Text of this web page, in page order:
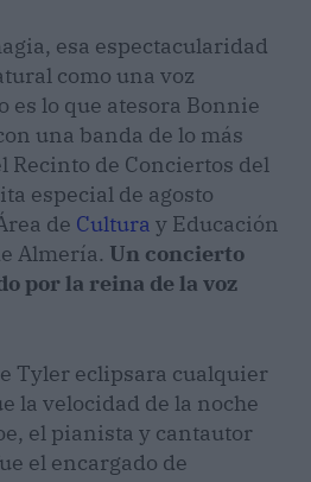
esa espectacularidad
como una voz
es lo que atesora Bonnie
una banda de lo más
Recinto de Conciertos del
especial de agosto
de Cultura y Educación
Almería. Un concierto
por la reina de la voz
Tyler eclipsara cualquier
la velocidad de la noche
el pianista y cantautor
el encargado de